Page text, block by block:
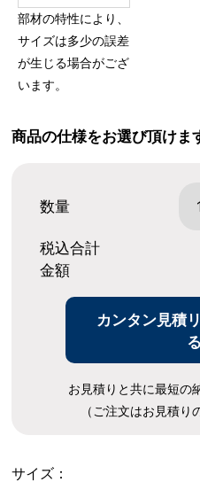
部材の特性により、
サイズは多少の誤差
が生じる場合がござ
います。
商品の仕様をお選び頂けま
数量
税込合計
金額
カンタン見積
る
お見積りと共に最短の
（ご注文はお見積り
サイズ：